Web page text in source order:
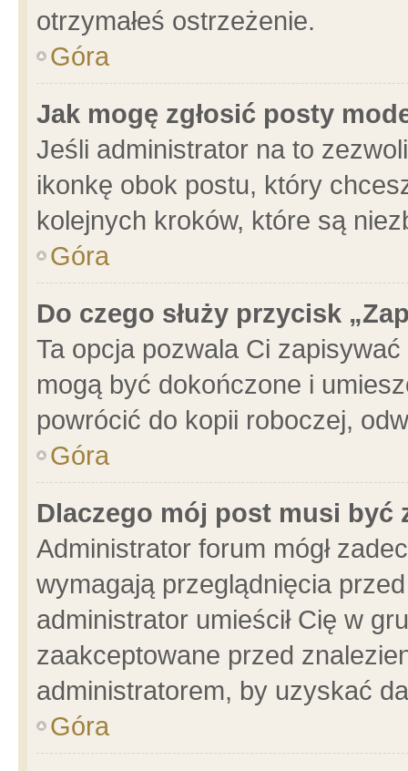
otrzymałeś ostrzeżenie.
Góra
Jak mogę zgłosić posty
Jeśli administrator na to
ikonkę obok postu, który
kolejnych kroków, które są
Góra
Do czego służy przycisk
Ta opcja pozwala Ci
mogą być dokończone i
powrócić do kopii roboczej,
Góra
Dlaczego mój post musi być
Administrator forum mógł
wymagają przeglądnięcia
administrator umieścił Cię w
zaakceptowane przed
administratorem, by uzyskać
Góra